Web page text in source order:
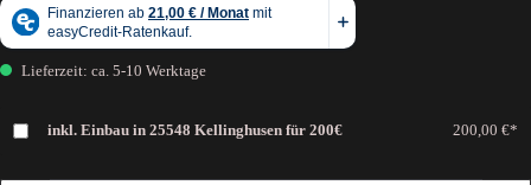
Lieferzeit: ca. 5-10 Werktage
inkl. Einbau in 25548 Kellinghusen für 200€ 200,00 €*